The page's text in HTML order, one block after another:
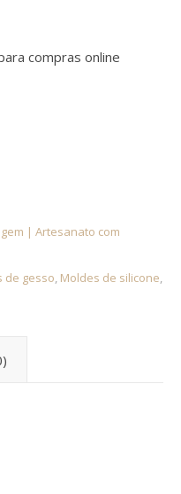
compras online
| Molde de silicone
| Artesanato com
de gesso, Moldes de silicone,